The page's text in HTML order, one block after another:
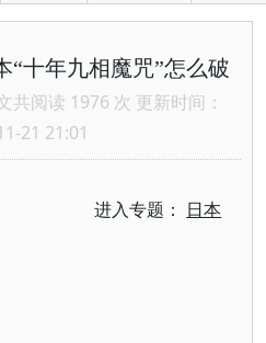
“十年九相魔咒”怎么破
共阅读 1976 次 更新时间：
21 21:01
进入专题： 日本